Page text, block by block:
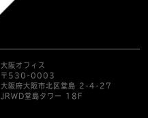
大阪オフィス
〒530-0003
大阪府大阪市北区堂島 2-4-27
JRWD堂島タワー 18F